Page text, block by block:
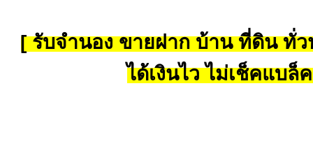
[ รับจำนอง ขายฝาก บ้าน ที่ดิน ทั่ว
ได้เงินไว ไม่เช็คแบล็